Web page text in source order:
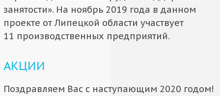
занятости». На ноябрь 2019 года в данном
проекте от Липецкой области участвует
11 производственных предприятий.
АКЦИИ
Поздравляем Вас с наступающим 2020 годом!